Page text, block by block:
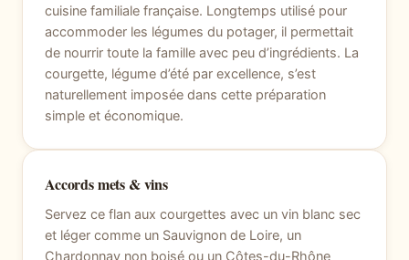
cuisine familiale française. Longtemps utilisé pour
accommoder les légumes du potager, il permettait
de nourrir toute la famille avec peu d’ingrédients. La
courgette, légume d’été par excellence, s’est
naturellement imposée dans cette préparation
simple et économique.
Accords mets & vins
Servez ce flan aux courgettes avec un vin blanc sec
et léger comme un Sauvignon de Loire, un
Chardonnay non boisé ou un Côtes-du-Rhône